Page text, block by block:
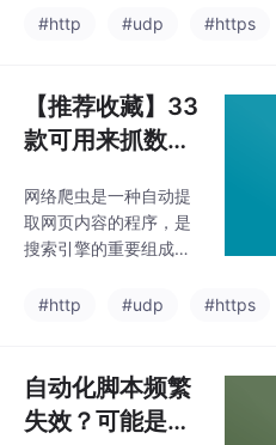
uard 是我们这次测试中
还有很多类似
组合，便于辨识）。选
bundle ID，可以点击弹
出框下方的添加bundle
按钮。bundle ID也叫a
是绑定的，但可以和多
个app共用同一个证
书。对于iOS开发者来
开发助手可以更高效地
#http #udp #https
【推荐收藏】33
款可用来抓数据
工具
网络爬虫是一种自动提
取网页内容的程序，是
搜索引擎的重要组成部
若干初始网页的URL开
程中不断从当前页面上
抽取新的URL放入队
列，直到满足系统的一
#http #udp #https
自动化脚本频繁
失效？可能是你